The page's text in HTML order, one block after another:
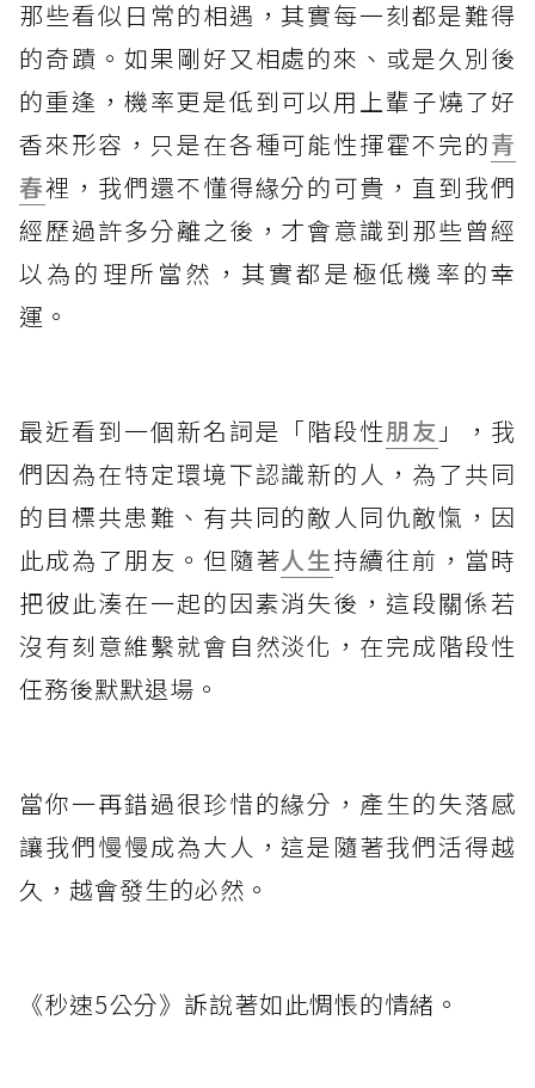
那些看似日常的相遇，其實每一刻都是難得
的奇蹟。如果剛好又相處的來、或是久別後
的重逢，機率更是低到可以用上輩子燒了好
香來形容，只是在各種可能性揮霍不完的青
春裡，我們還不懂得緣分的可貴，直到我們
經歷過許多分離之後，才會意識到那些曾經
以為的理所當然，其實都是極低機率的幸
運。
最近看到一個新名詞是「階段性朋友 」，我
們因為在特定環境下認識新的人，為了共同
的目標共患難、有共同的敵人同仇敵愾，因
此成為了朋友。但隨著人生持續往前，當時
把彼此湊在一起的因素消失後，這段關係若
沒有刻意維繫就會自然淡化，在完成階段性
任務後默默退場。
當你一再錯過很珍惜的緣分，產生的失落感
讓我們慢慢成為大人，這是隨著我們活得越
久，越會發生的必然。
《秒速5公分》訴說著如此惆悵的情緒。